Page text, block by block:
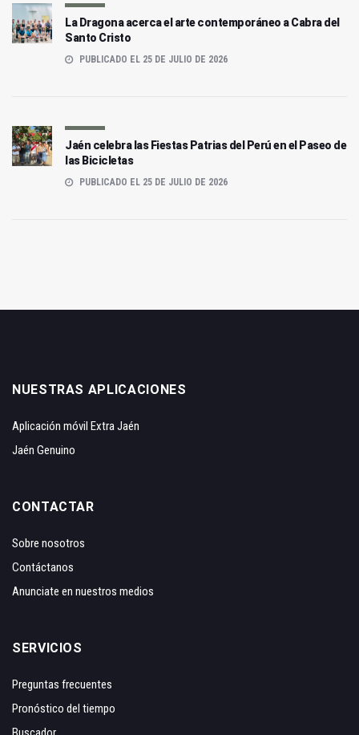
La Dragona acerca el arte contemporáneo a Cabra del
Santo Cristo
PUBLICADO EL 25 DE JULIO DE 2026
Jaén celebra las Fiestas Patrias del Perú en el Paseo de
las Bicicletas
PUBLICADO EL 25 DE JULIO DE 2026
NUESTRAS APLICACIONES
Aplicación móvil Extra Jaén
Jaén Genuino
CONTACTAR
Sobre nosotros
Contáctanos
Anunciate en nuestros medios
SERVICIOS
Preguntas frecuentes
Pronóstico del tiempo